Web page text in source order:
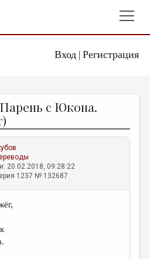
Вход| Регистрация
с Юкона.
20.02.2018, 09:28:22
1237 № 132687